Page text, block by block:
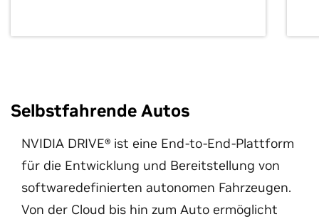
Selbstfahrende Autos
NVIDIA DRIVE® ist eine End-to-End-Plattform
für die Entwicklung und Bereitstellung von
softwaredefinierten autonomen Fahrzeugen.
Von der Cloud bis hin zum Auto ermöglicht